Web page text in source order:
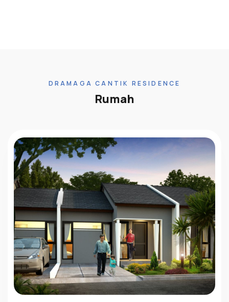
DRAMAGA CANTIK RESIDENCE
Rumah